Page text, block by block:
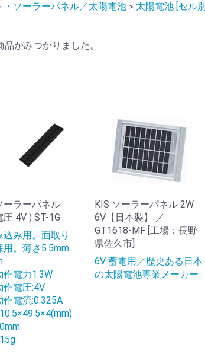
・ソーラーパネル／太陽電池 太陽電池 [セル別]
品がみつかりました。
ーラーパネル
圧 4V ) ST-1G
込み用。面取り
用。薄さ5.5mm
作電力1.3W
作電圧:4V
作電流:0.325A
KIS ソーラーパネル 2W
6V【日本製】 ／
GT1618-MF [工場：長野
県佐久市]
6V 蓄電用／歴史ある日本
の太陽電池専業メーカー